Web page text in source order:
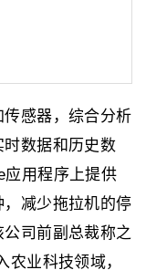
感器，综合分析
数据和历史数
应用程序上提供
减少拖拉机的停
司前副总裁称之
农业科技领域，